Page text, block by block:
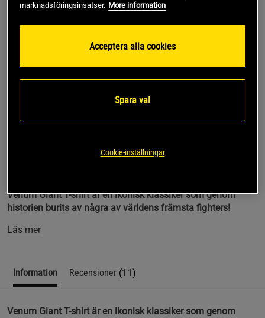
Framröstad topprecension
Bra storlek och snabb leverans!! Jättenöjd med
Venum Giant T-shirt är en ikonisk klassiker som genom
historien burits av några av världens främsta fighters!
Läs mer
Information Recensioner (11)
Venum Giant T-shirt är en ikonisk klassiker som genom
marknadsföringsinsatser. More information
Acceptera alla cookies
Spara val
Cookie-inställningar